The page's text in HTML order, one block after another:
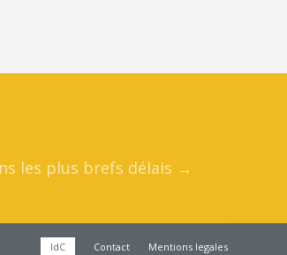
les plus brefs délais →
IdC Contact Mentions legales